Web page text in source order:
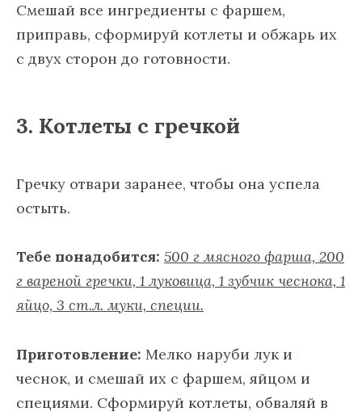
Смешай все ингредиенты с фаршем,
приправь, сформируй котлеты и обжарь их
с двух сторон до готовности.
3. Котлеты с гречкой
Гречку отвари заранее, чтобы она успела
остыть.
Тебе понадобится: 500 г мясного фарша, 200
г вареной гречки, 1 луковица, 1 зубчик чеснока, 1
яйцо, 3 ст.л. муки, специи.
Приготовление: Мелко наруби лук и
чеснок, и смешай их с фаршем, яйцом и
специями. Сформируй котлеты, обваляй в